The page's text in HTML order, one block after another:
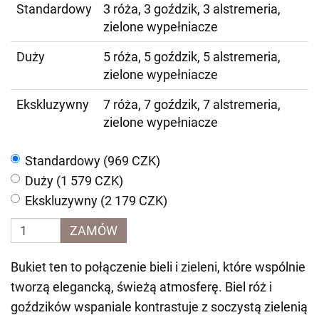
Standardowy
3 róża, 3 goździk, 3 alstremeria,
zielone wypełniacze
Duży
5 róża, 5 goździk, 5 alstremeria,
zielone wypełniacze
Ekskluzywny
7 róża, 7 goździk, 7 alstremeria,
zielone wypełniacze
Standardowy (969 CZK)
Duży (1 579 CZK)
Ekskluzywny (2 179 CZK)
ZAMÓW
Bukiet ten to połączenie bieli i zieleni, które wspólnie
tworzą elegancką, świeżą atmosferę. Biel róż i
goździków wspaniale kontrastuje z soczystą zielenią